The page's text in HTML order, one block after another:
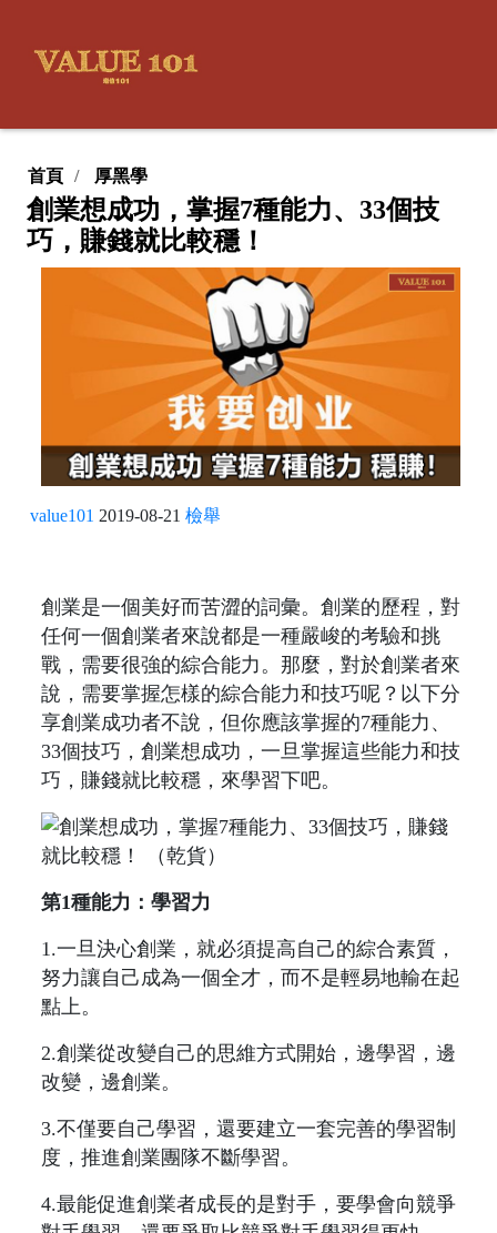
首頁 厚黑學
創業想成功，掌握7種能力、33個技
巧，賺錢就比較穩！
value101 2019-08-21 檢舉
創業是一個美好而苦澀的詞彙。創業的歷程，對
任何一個創業者來說都是一種嚴峻的考驗和挑
戰，需要很強的綜合能力。那麼，對於創業者來
說，需要掌握怎樣的綜合能力和技巧呢？以下分
享創業成功者不說，但你應該掌握的7種能力、
33個技巧，創業想成功，一旦掌握這些能力和技
巧，賺錢就比較穩，來學習下吧。
第1種能力：學習力
1.一旦決心創業，就必須提高自己的綜合素質，
努力讓自己成為一個全才，而不是輕易地輸在起
點上。
2.創業從改變自己的思維方式開始，邊學習，邊
改變，邊創業。
3.不僅要自己學習，還要建立一套完善的學習制
度，推進創業團隊不斷學習。
4.最能促進創業者成長的是對手，要學會向競爭